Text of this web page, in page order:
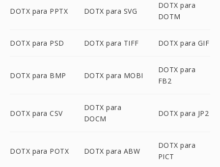
DOTX para PPTX DOTX para SVG
DOTX para
DOTM
DOTX para PSD DOTX para TIFF DOTX para GIF
DOTX para BMP DOTX para MOBI
DOTX para
FB2
DOTX para CSV
DOTX para
DOCM
DOTX para JP2
DOTX para POTX DOTX para ABW
DOTX para
PICT